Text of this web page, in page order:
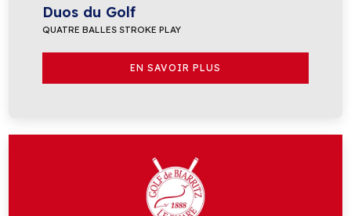
Duos du Golf
QUATRE BALLES STROKE PLAY
EN SAVOIR PLUS